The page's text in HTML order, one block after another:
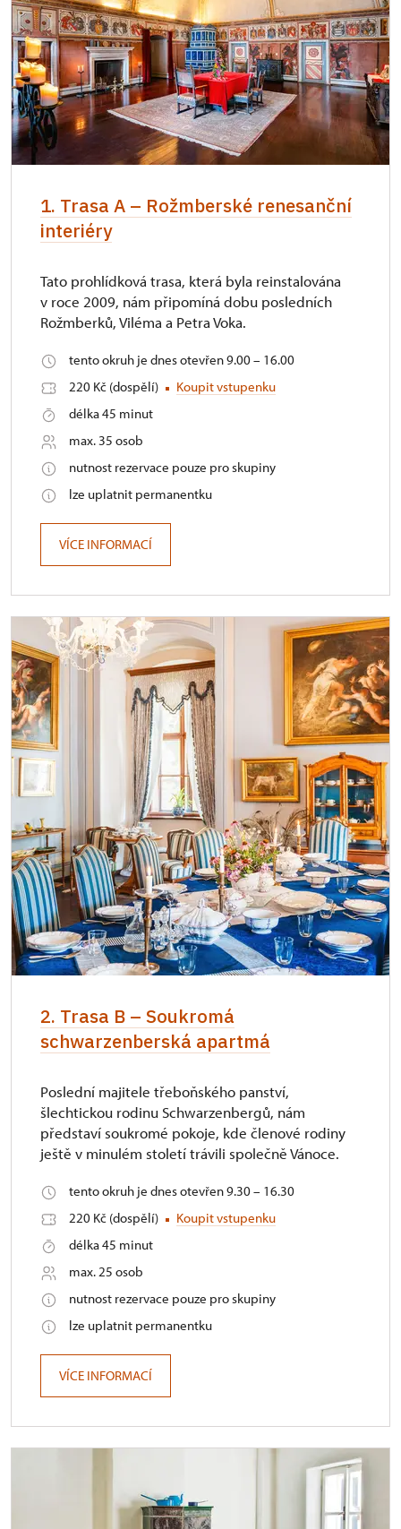
1. Trasa A – Rožmberské renesanční
interiéry
Tato prohlídková trasa, která byla reinstalována
v roce 2009, nám připomíná dobu posledních
Rožmberků, Viléma a Petra Voka.
tento okruh je dnes otevřen 9.00 – 16.00
220 Kč (dospělí)
Koupit vstupenku
délka 45 minut
max. 35 osob
nutnost rezervace pouze pro skupiny
lze uplatnit permanentku
VÍCE INFORMACÍ
2. Trasa B – Soukromá
schwarzenberská apartmá
Poslední majitele třeboňského panství,
šlechtickou rodinu Schwarzenbergů, nám
představí soukromé pokoje, kde členové rodiny
ještě v minulém století trávili společně Vánoce.
tento okruh je dnes otevřen 9.30 – 16.30
220 Kč (dospělí)
Koupit vstupenku
délka 45 minut
max. 25 osob
nutnost rezervace pouze pro skupiny
lze uplatnit permanentku
VÍCE INFORMACÍ